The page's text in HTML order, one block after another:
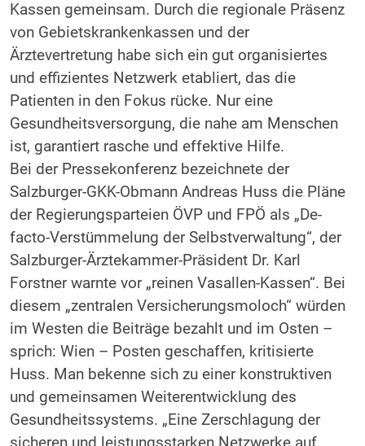
Kassen gemeinsam. Durch die regionale Präsenz
von Gebietskrankenkassen und der
Ärztevertretung habe sich ein gut organisiertes
und effizientes Netzwerk etabliert, das die
Patienten in den Fokus rücke. Nur eine
Gesundheitsversorgung, die nahe am Menschen
ist, garantiert rasche und effektive Hilfe.
Bei der Pressekonferenz bezeichnete der
Salzburger-GKK-Obmann Andreas Huss die Pläne
der Regierungsparteien ÖVP und FPÖ als „De-
facto-Verstümmelung der Selbstverwaltung“, der
Salzburger-Ärztekammer-Präsident Dr. Karl
Forstner warnte vor „reinen Vasallen-Kassen“. Bei
diesem „zentralen Versicherungsmoloch“ würden
im Westen die Beiträge bezahlt und im Osten –
sprich: Wien – Posten geschaffen, kritisierte
Huss. Man bekenne sich zu einer konstruktiven
und gemeinsamen Weiterentwicklung des
Gesundheitssystems. „Eine Zerschlagung der